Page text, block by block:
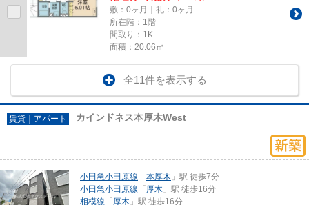
敷：0ヶ月｜礼：0ヶ月
所在階：1階
間取り：1K
面積：20.06㎡
全11件を表示する
賃貸｜アパート カインドネス本厚木West
小田急小田原線 「本厚木 」駅 徒歩7分
小田急小田原線 「厚木 」駅 徒歩16分
相模線 「厚木 」駅 徒歩16分